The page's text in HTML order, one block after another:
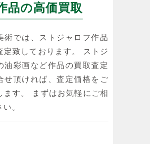
品の高価買取
術では、ストジャロフ作品
定致しております。 ストジ
油彩画など作品の買取査定
せ頂ければ、査定価格をご
ます。 まずはお気軽にご相
。